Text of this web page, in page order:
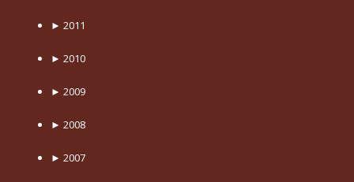
► 2011
► 2010
► 2009
► 2008
► 2007